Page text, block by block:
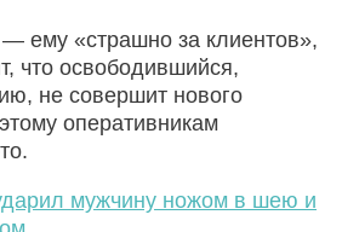
ему «страшно за клиентов»,
что освободившийся,
не совершит нового
оперативникам
мужчину ножом в шею и